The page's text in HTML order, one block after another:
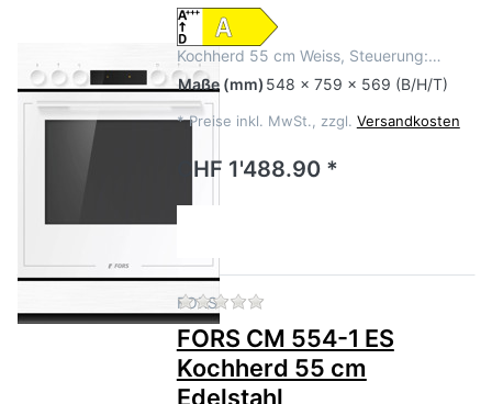
Kochherd 55 cm Weiss, Steuerung:…
Maße (mm) 548 x 759 x 569 (B/H/T)
* Preise inkl. MwSt., zzgl. Versandkosten
CHF 1'488.90 *
FORS Zu diesem Produkt liegen
FORS CM 554-1 ES
Kochherd 55 cm
Edelstahl